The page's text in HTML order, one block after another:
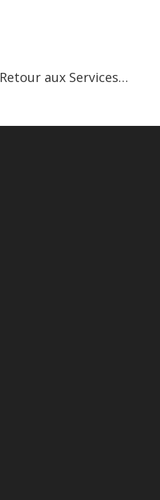
Retour aux Services…